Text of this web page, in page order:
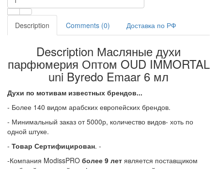
Description Comments (0) Доставка по РФ
Description Масляные духи
парфюмерия Оптом OUD IMMORTAL
uni Byredo Emaar 6 мл
Духи по мотивам известных брендов...
- Более 140 видом арабских европейских брендов.
- Минимальный заказ от 5000р, количество видов- хоть по
одной штуке.
- Товар Сертифицирован. -
-Компания ModissPRO более 9 лет является поставщиком